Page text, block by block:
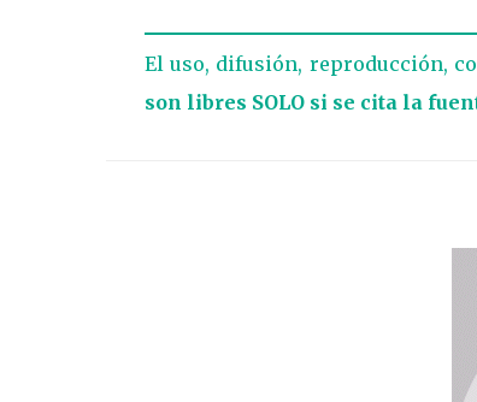
El uso, difusión, reproducción,
son libres SOLO si se cita la